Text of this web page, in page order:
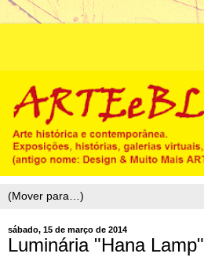
sábado, 15 de março de 2014
Luminária "Hana Lamp"